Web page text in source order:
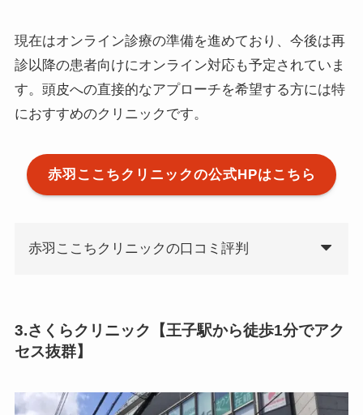
現在はオンライン診療の準備を進めており、今後は再
診以降の患者向けにオンライン対応も予定されていま
す。頭皮への直接的なアプローチを希望する方には特
におすすめのクリニックです。
赤羽ここちクリニックの公式HPはこちら
赤羽ここちクリニックの口コミ評判
3.さくらクリニック【王子駅から徒歩1分でアク
セス抜群】